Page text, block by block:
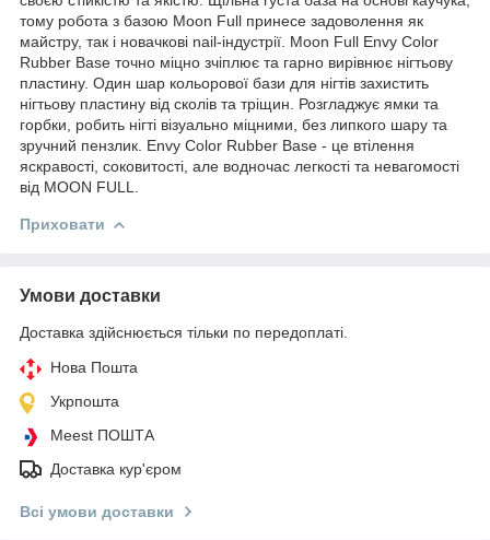
тому робота з базою Moon Full принесе задоволення як
майстру, так і новачкові nail-індустрії. Moon Full Envy Color
Rubber Base точно міцно зчіплює та гарно вирівнює нігтьову
пластину. Один шар кольорової бази для нігтів захистить
нігтьову пластину від сколів та тріщин. Розгладжує ямки та
горбки, робить нігті візуально міцними, без липкого шару та
зручний пензлик. Envy Color Rubber Base - це втілення
яскравості, соковитості, але водночас легкості та невагомості
від MOON FULL.
Приховати
Умови доставки
Доставка здійснюється тільки по передоплаті.
Нова Пошта
Укрпошта
Meest ПОШТА
Доставка кур'єром
Всі умови доставки